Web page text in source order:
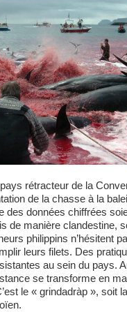
de la chasse à la
des données chiffrées
de manière clandestine,
philippins n’hésitent
leurs filets. Des
au sein du pays.
se transforme en
le « grindadràp », soit